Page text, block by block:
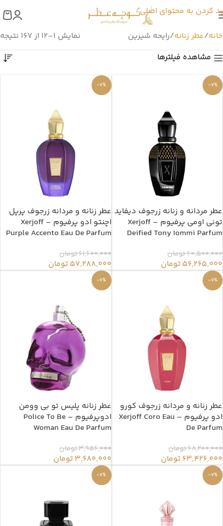
رد کردن به محتوای اصلی
خانه عطر زنانه رایحه شیرین
نمایش 1–12 از 167 نتیجه
مشاهده فیلترها
-7%
عطر مردانه و زنانه زرجوف دیفاید
تونی اومی پرفیوم – Xerjoff
Deified Tony Iommi Parfum
60,500,000تومان
56,265,000 تومان
-7%
عطر زنانه و مردانه زرجوف پرپل
اچنتو ادو پرفیوم – Xerjoff
Purple Accento Eau De Parfum
61,600,000تومان
57,288,000 تومان
-7%
عطر زنانه و مردانه زرجوف کورو
ادو پرفیوم – Xerjoff Coro Eau
De Parfum
68,200,000تومان
63,426,000 تومان
-7%
عطر زنانه پلیس تو بی وومن
ادوپرفیوم – Police To Be
Woman Eau De Parfum
3,956,000تومان
3,680,000 تومان
-7%
-7%